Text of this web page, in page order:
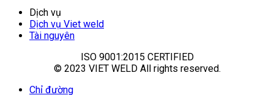
Dịch vụ
Dịch vụ Viet weld
Tài nguyên
ISO 9001:2015 CERTIFIED
© 2023 VIET WELD All rights reserved.
Chỉ đường